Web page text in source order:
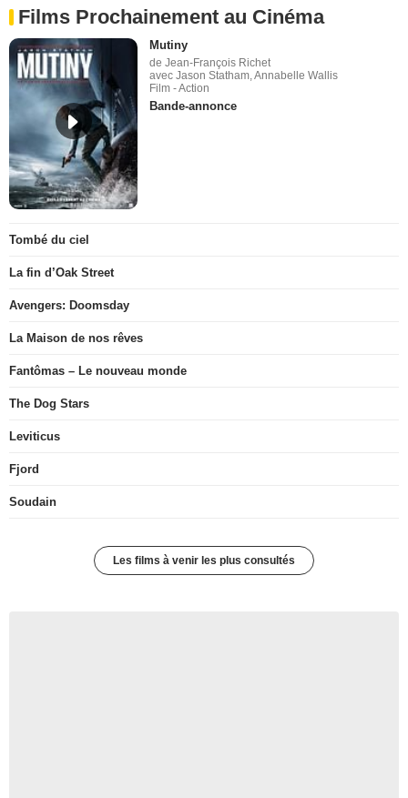
Films Prochainement au Cinéma
Mutiny
de Jean-François Richet
avec Jason Statham, Annabelle Wallis
Film - Action
Bande-annonce
Tombé du ciel
La fin d’Oak Street
Avengers: Doomsday
La Maison de nos rêves
Fantômas – Le nouveau monde
The Dog Stars
Leviticus
Fjord
Soudain
Les films à venir les plus consultés